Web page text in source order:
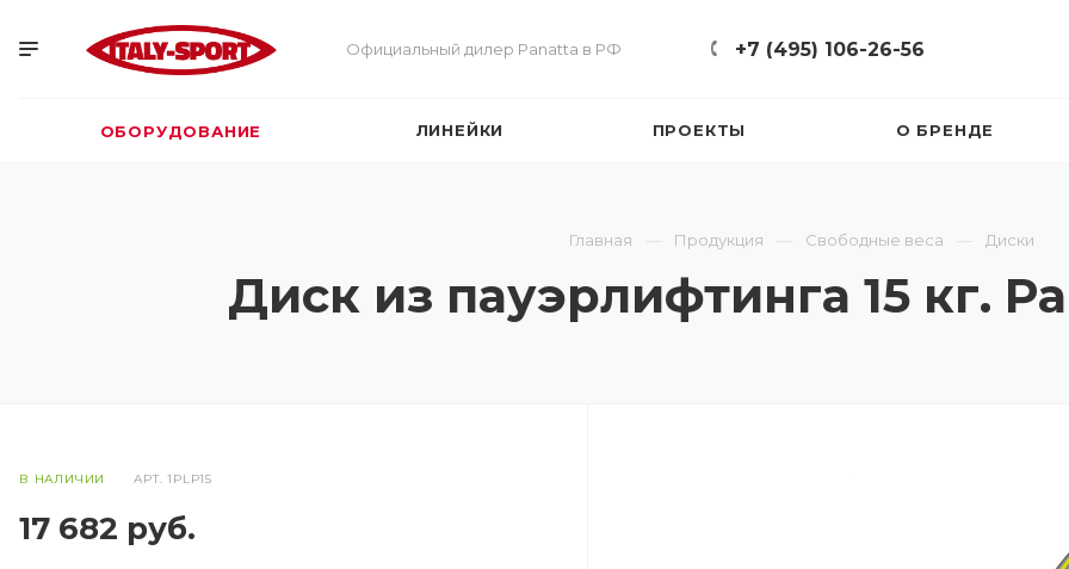
Официальный дилер Panatta в РФ +7 (495) 106-26-56
ОБОРУДОВАНИЕ ЛИНЕЙКИ ПРОЕКТЫ О БРЕНДЕ
Главная Продукция Свободные веса Диски
Диск из пауэрлифтинга 15 кг.
В НАЛИЧИИ АРТ.1PLP15
17 682 руб.